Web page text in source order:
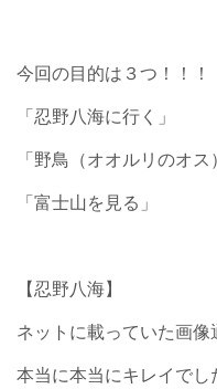
今回の目的は３つ！！！
「忍野八海に行く」
「野鳥（オオルリのオス
「富士山を見る」
【忍野八海】
ネットに載っていた画像
本当に本当にキレイでし